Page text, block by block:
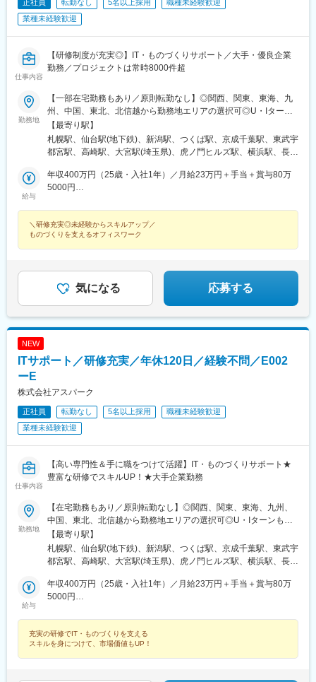
ぽろ駅、青葉通一番町駅、千葉駅、虎ノ門駅、神奈川駅、市役所
前駅(長野県)、新静岡駅、第一通り駅、近鉄名古屋駅、金沢駅、中
崎町駅、オークスカナルパークホテル富山前、四条駅(京都市営)、
神戸三宮駅(阪神)、姫路駅、岡山駅前駅、胡町駅、高松築港駅、天
神南駅、辛島町駅、南公園駅、湊川駅、小路駅、常盤駅(岡山県)、
之島駅、なにわ橋駅、甘木駅(甘木鉄道線)、住之江公園駅、上前津
駅、久屋大通駅、平沼橋駅、国道駅、蒔田駅、赤羽岩淵駅、セン
ター北駅、勾当台公園駅、本笠寺駅、自由ケ丘駅(愛知県)、出島
駅、北１２条駅、あおば通駅、新千葉駅、神谷町駅、新高島駅、
日吉町駅、新浜松駅、名鉄名古屋駅、梅田駅(地下鉄)、富山駅、京
駅、西辛島町駅、市民広場駅、三滝駅、舟入本町駅、花田口駅、
麻布十番駅、大国町駅、桃山御陵前駅、野田駅(阪神線)、肥後橋
正社員 転勤なし 5名以上採用
職種未経験歓迎
業種未経験歓迎
仕事内容
【研修制度が充実◎】IT・ものづくりサポート／大手・優良企業
勤務／プロジェクトは常時8000件超
勤務地
【一部在宅勤務もあり／原則転勤なし】◎関西、関東、東海、九
州、中国、東北、北信越から勤務地エリアの選択可◎U・Iターン
も歓迎！（引越し代全額負担・家賃95％補助など制度完備）■関
西エリア（大阪、京都、兵庫、奈良、和歌山、滋賀）■関東エリア
（東京、神奈川、千葉、埼玉、栃木、茨城、群馬など）■東海エリ
中国エリア（広島、岡山、愛媛など）■東北エリア（宮城、福島な
ど）■北信越エリア（石川、福井、富山、新潟、長野など）のプロ
モート案件あり）◎転居を伴う転勤は、基本的には本人が希望す
る場合以外ありません※受動喫煙防止対策：オフィス内全面禁煙
【最寄り駅】
札幌駅、仙台駅(地下鉄)、新潟駅、つくば駅、京成千葉駅、東武宇
都宮駅、高崎駅、大宮駅(埼玉県)、虎ノ門ヒルズ駅、横浜駅、長野
線)、インテック本社前駅、烏丸駅、三宮駅(神戸新交通)、山陽姫
路駅、岡山駅、八丁堀駅(広島県)、高松駅(香川県)、天神駅、花畑
県)、東広島駅、山西駅、本町六丁目駅、金川駅、東野駅(京都
府)、東山・おかでんミュージアム駅、衣山駅、山麓駅(皿倉山)、
中津駅(大阪府・阪急線)、今出川駅、五条駅(京都市営)、桜島駅、
六本木駅、伊予大洲駅、福駅、芦原橋駅、桃山駅、野田阪神駅、
東比恵駅、渡辺橋駅、淀屋橋駅、鶴崎駅、西小倉駅、二島駅、今
池駅(福岡県)、上鳥羽口駅、竹下駅、小森江駅、甘木駅(西鉄線)、
広畑駅、住ノ江駅、江波駅、八本松駅、矢場町駅、大船駅、新羽
県)、丸の内駅(愛知県)、戸部駅、鶴見小野駅、三ツ沢下町駅、山
手駅、井土ケ谷駅、上永谷駅、和田町駅、鶴ケ峰駅、戸塚駅、赤
岡本駅(栃木県)、笠寺駅、村井駅、茅野駅、本山駅(愛知県)、さが
み野駅、小俣駅(栃木県)、新前橋駅、群馬藤岡駅、本庄駅、垂井
駅、徳山駅、周防下郷駅、道ノ尾駅、大波止駅、喜々津駅、国母
駅、松江駅、伊賀屋駅、弥生が丘駅、宮崎駅、南鹿児島駅、さっ
ぽろ駅、青葉通一番町駅、千葉駅、虎ノ門駅、神奈川駅、市役所
崎町駅、オークスカナルパークホテル富山前、四条駅(京都市営)、
神戸三宮駅(阪神)、姫路駅、岡山駅前駅、胡町駅、高松築港駅、天
横川駅、谷町四丁目駅、舟入幸町駅、大小路駅、亀戸駅、中津駅
(地下鉄)、六本木一丁目駅、ＪＲ難波駅、観月橋駅、海老江駅、中
之島駅、なにわ橋駅、甘木駅(甘木鉄道線)、住之江公園駅、上前津
駅、久屋大通駅、平沼橋駅、国道駅、蒔田駅、赤羽岩淵駅、セン
ター北駅、勾当台公園駅、本笠寺駅、自由ケ丘駅(愛知県)、出島
日吉町駅、新浜松駅、名鉄名古屋駅、梅田駅(地下鉄)、富山駅、京
都河原町駅、三ノ宮駅、西川緑道公園駅、銀山町駅、西鉄福岡
麻布十番駅、大国町駅、桃山御陵前駅、野田駅(阪神線)、肥後橋
駅、北浜駅(大阪府)、伏見駅(愛知県)、西横浜駅、龍谷富山高校
前、五島町駅
給与
年収400万円（25歳・入社1年）／月給23万円＋手当＋賞与80万
5000円
5000円
＼研修充実◎未経験からスキルアップ／
ものづくりを支えるオフィスワーク
気になる 応募する
NEW
ITサポート／研修充実／年休120日／経験不問／E002
ーE
株式会社アスパーク
正社員 転勤なし 5名以上採用
職種未経験歓迎
業種未経験歓迎
仕事内容
【高い専門性＆手に職をつけて活躍】IT・ものづくりサポート★
豊富な研修でスキルUP！★大手企業勤務
勤務地
【在宅勤務もあり／原則転勤なし】◎関西、関東、東海、九州、
中国、東北、北信越から勤務地エリアの選択可◎U・Iターンも歓
迎！（引越し代全額負担・家賃95％補助など制度完備）■関西エ
リア（大阪、京都、兵庫、奈良、和歌山、滋賀）■関東エリア（東
京、神奈川、千葉、埼玉、栃木、茨城、群馬など）■東海エリア
国エリア（広島、岡山、愛媛など）■東北エリア（宮城、福島な
ど）■北信越エリア（石川、福井、富山、新潟、長野など）のプロ
モート案件あり）◎転居を伴う転勤は、基本的には本人が希望す
る場合以外ありません※受動喫煙防止対策：オフィス内全面禁煙
【最寄り駅】
札幌駅、仙台駅(地下鉄)、新潟駅、つくば駅、京成千葉駅、東武宇
都宮駅、高崎駅、大宮駅(埼玉県)、虎ノ門ヒルズ駅、横浜駅、長野
線)、インテック本社前駅、烏丸駅、三宮駅(神戸新交通)、山陽姫
路駅、岡山駅、八丁堀駅(広島県)、高松駅(香川県)、天神駅、花畑
県)、東広島駅、山西駅、本町六丁目駅、金川駅、東野駅(京都
府)、東山・おかでんミュージアム駅、衣山駅、山麓駅(皿倉山)、
給与
年収400万円（25歳・入社1年）／月給23万円＋手当＋賞与80万
5000円
5000円
充実の研修でIT・ものづくりを支える
スキルを身につけて、市場価値もUP！